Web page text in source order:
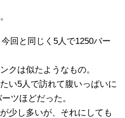
回と同じく5人で1250バー
クは似たようなもの。
い5人で訪れて腹いっぱいに
ツほどだった。
少し多いが、それにしても